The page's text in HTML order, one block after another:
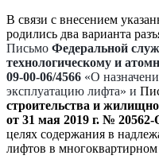
В связи с внесением
родились два варианта
Письмо Федеральной
технологическому и
09-00-06/4566 «О
эксплуатацию лифта» и
строительства и
от 31 мая 2019 г. №
целях содержания в
лифтов в